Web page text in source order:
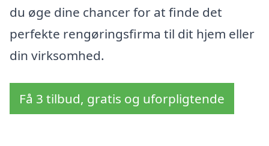
du øge dine chancer for at finde det
perfekte rengøringsfirma til dit hjem eller
din virksomhed.
Få 3 tilbud, gratis og uforpligtende